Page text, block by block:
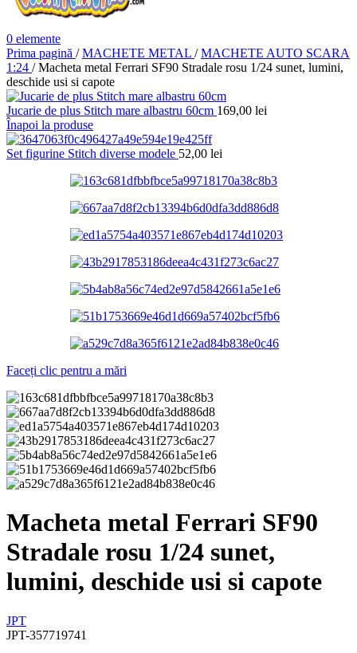
0 elemente
Prima pagină / MACHETE METAL / MACHETE AUTO SCARA
1:24 / Macheta metal Ferrari SF90 Stradale rosu 1/24 sunet, lumini,
deschide usi si capote
Jucarie de plus Stitch mare albastru 60cm 169,00 lei
Înapoi la produse
Set figurine Stitch diverse modele 52,00 lei
Faceți clic pentru a mări
Macheta metal Ferrari SF90
Stradale rosu 1/24 sunet,
lumini, deschide usi si capote
JPT
JPT-357719741